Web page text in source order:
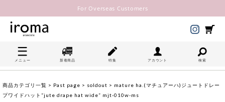
For Overseas Customers
メニュー 新着商品 特集 アカウント 検索
商品カテゴリ一覧 > Past page > soldout > mature ha.(マチュアーハ)ジュートドレー
プワイドハット“jute drape hat wide” mjt-010w-ms